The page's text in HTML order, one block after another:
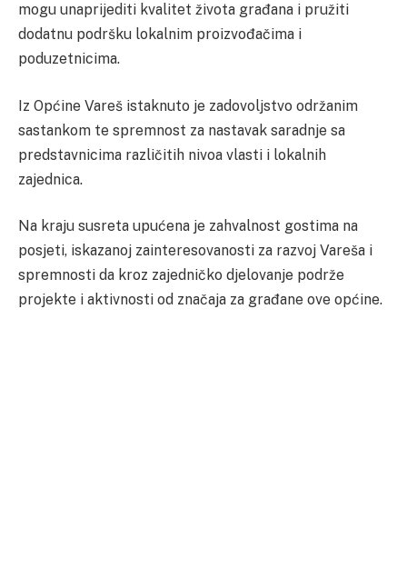
mogu unaprijediti kvalitet života građana i pružiti
dodatnu podršku lokalnim proizvođačima i
poduzetnicima.
Iz Općine Vareš istaknuto je zadovoljstvo održanim
sastankom te spremnost za nastavak saradnje sa
predstavnicima različitih nivoa vlasti i lokalnih
zajednica.
Na kraju susreta upućena je zahvalnost gostima na
posjeti, iskazanoj zainteresovanosti za razvoj Vareša i
spremnosti da kroz zajedničko djelovanje podrže
projekte i aktivnosti od značaja za građane ove općine.